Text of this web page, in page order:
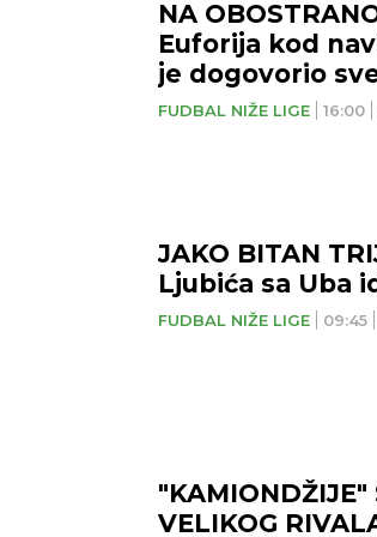
FUDBAL NIŽE LIGE 16:00
NA
Euforija kod
je dogovorio
FUDBAL NIŽE LIGE 09:45
JAKO BITAN
Ljubića sa Uba
"KAMIONDŽIJE"
VELIKOG